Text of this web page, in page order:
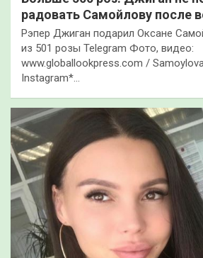
радовать Самойлову после
Рэпер Джиган подарил Оксане
из 501 розы Telegram Фото, видео:
www.globallookpress.com /
Instagram*…